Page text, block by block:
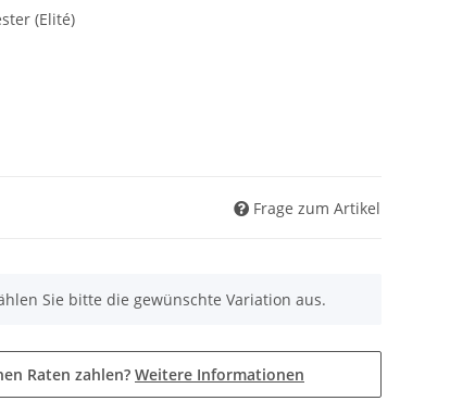
(Elité)
Frage zum Artikel
Sie bitte die gewünschte Variation aus.
Raten zahlen? Weitere Informationen